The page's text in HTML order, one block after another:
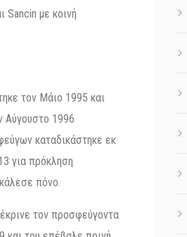
με κοινή
τον Μάιο 1995 και
Αύγουστο 1996
καταδικάστηκε εκ
για πρόκληση
πόνο.
τον προσφεύγοντα